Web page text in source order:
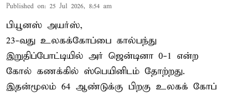
Published on: 25 Jul 2026, 8:54 am
பியூனஸ் அயர்ஸ்,
23-வது உலகக்கோப்பை கால்பந்து
இறுதிப்போட்டியில் அர் ஜென்டினா 0-1 என்ற
கோல் கணக்கில் ஸ்பெயினிடம் தோற்றது.
இதன்மூலம் 64 ஆண்டுக்கு பிறகு உலகக் கோப்